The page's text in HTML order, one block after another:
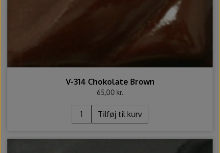
V-314 Chokolate Brown
65,00 kr.
Tilføj til kurv